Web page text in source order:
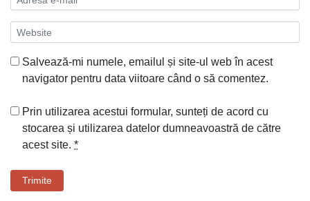
Salvează-mi numele, emailul și site-ul web în acest
navigator pentru data viitoare când o să comentez.
Prin utilizarea acestui formular, sunteți de acord cu
stocarea și utilizarea datelor dumneavoastră de către
acest site. *
Trimite